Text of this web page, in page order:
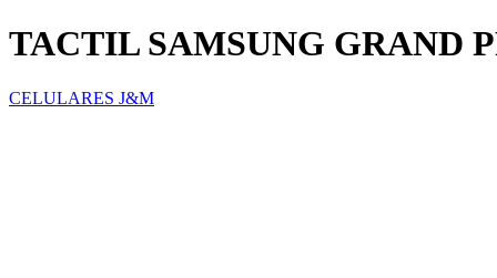
TACTIL SAMSUNG GRAND
CELULARES J&M